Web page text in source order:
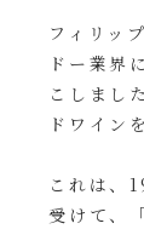
フィリッ
ドー業界
こしまし
ドワイン
これは、
受けて、